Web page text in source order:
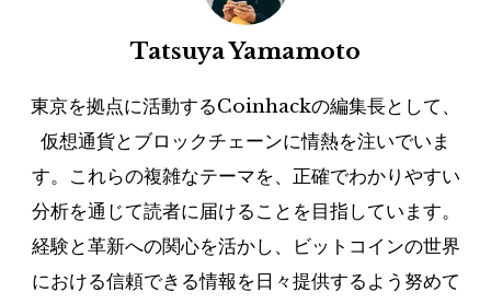
Tatsuya Yamamoto
東京を拠点に活動するCoinhackの編集長として、
仮想通貨とブロックチェーンに情熱を注いでいま
す。これらの複雑なテーマを、正確でわかりやすい
分析を通じて読者に届けることを目指しています。
経験と革新への関心を活かし、ビットコインの世界
における信頼できる情報を日々提供するよう努めて